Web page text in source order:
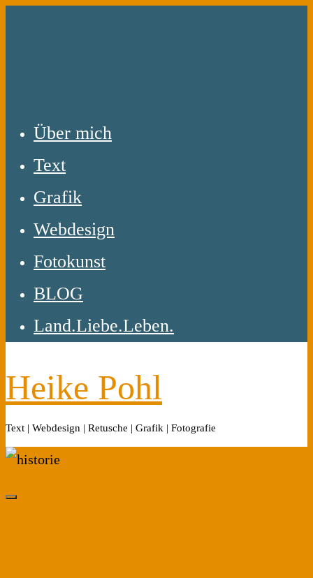
Über mich
Text
Grafik
Webdesign
Fotokunst
BLOG
Land.Liebe.Leben.
Heike Pohl
Text | Webdesign | Retusche | Grafik | Fotografie